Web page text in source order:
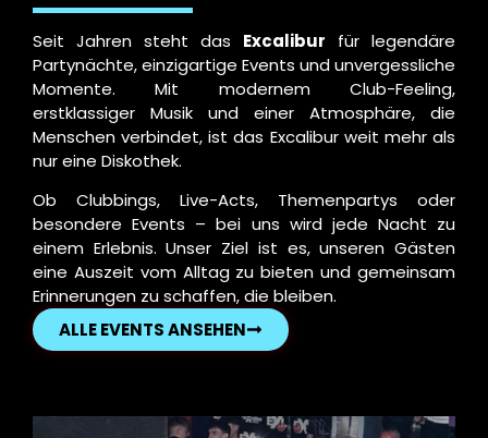
Seit Jahren steht das Excalibur für legendäre
Partynächte, einzigartige Events und unvergessliche
Momente. Mit modernem Club-Feeling,
erstklassiger Musik und einer Atmosphäre, die
Menschen verbindet, ist das Excalibur weit mehr als
nur eine Diskothek.
Ob Clubbings, Live-Acts, Themenpartys oder
besondere Events – bei uns wird jede Nacht zu
einem Erlebnis. Unser Ziel ist es, unseren Gästen
eine Auszeit vom Alltag zu bieten und gemeinsam
Erinnerungen zu schaffen, die bleiben.
ALLE EVENTS ANSEHEN